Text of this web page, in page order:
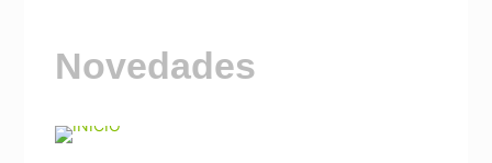
Novedades
Visitá nuestro Canal
Noticias